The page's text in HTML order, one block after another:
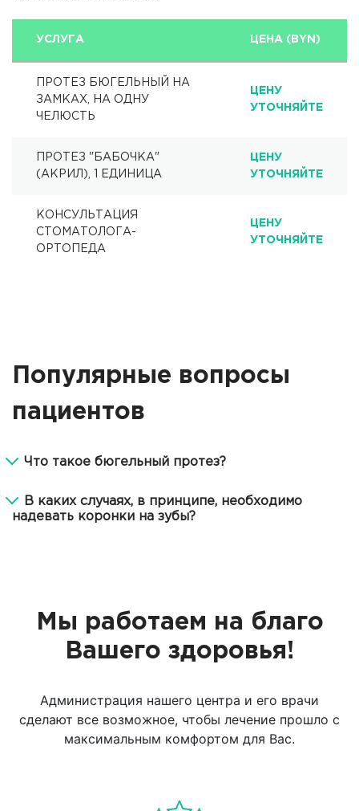
УСЛУГА ЦЕНА (BYN)
ПРОТЕЗ БЮГЕЛЬНЫЙ НА
ЗАМКАХ, НА ОДНУ
ЧЕЛЮСТЬ
ЦЕНУ
УТОЧНЯЙТЕ
ПРОТЕЗ "БАБОЧКА"
(АКРИЛ), 1 ЕДИНИЦА
ЦЕНУ
УТОЧНЯЙТЕ
КОНСУЛЬТАЦИЯ
СТОМАТОЛОГА-
ОРТОПЕДА
ЦЕНУ
УТОЧНЯЙТЕ
Популярные вопросы
пациентов
Что такое бюгельный протез?
В каких случаях, в принципе, необходимо
надевать коронки на зубы?
Мы работаем на благо
Вашего здоровья!
Администрация нашего центра и его врачи
сделают все возможное, чтобы лечение прошло с
максимальным комфортом для Вас.